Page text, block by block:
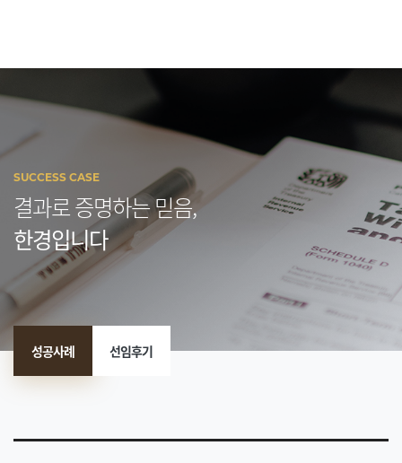
SUCCESS CASE
결과로 증명하는 믿음,
한경입니다
성공사례 선임후기